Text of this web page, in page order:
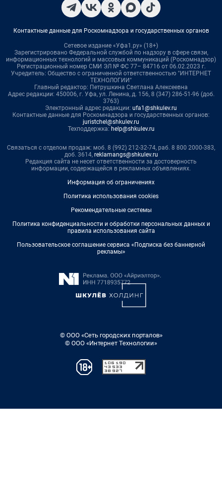
Контактные данные для Роскомнадзора и государственных органов
Сетевое издание «Уфа1.ру» (18+)
Зарегистрировано Федеральной службой по надзору в сфере связи,
информационных технологий и массовых коммуникаций (Роскомнадзор)
Регистрационный номер СМИ ЭЛ № ФС 77– 84716 от 06.02.2023 г.
Учредитель: Общество с ограниченной ответственностью "ИНТЕРНЕТ
ТЕХНОЛОГИИ"
Главный редактор: Петрушкина Светлана Алексеевна
Адрес редакции: 450006, г. Уфа, ул. Ленина, д. 156, 8 (347) 286-51-96 (доб.
3763)
Электронный адрес редакции: ufa1@shkulev.ru
Контактные данные для Роскомнадзора и государственных органов:
juristchel@shkulev.ru
Техподдержка: help@shkulev.ru
Связаться с отделом продаж: моб. 8 (992) 212-32-74, раб. 8 800 2000-383,
доб. 3614, reklamangs@shkulev.ru
Редакция сайта не несет ответственности за достоверность
информации, содержащейся в рекламных объявлениях.
Информация об ограничениях
Политика использования cookies
Рекомендательные системы
Политика конфиденциальности и обработки персональных данных и
правила использования сайта
Пользовательское соглашение сервиса «Подписка без баннерной
рекламы»
© ООО «Сеть городских порталов»
© ООО «Интернет Технологии»